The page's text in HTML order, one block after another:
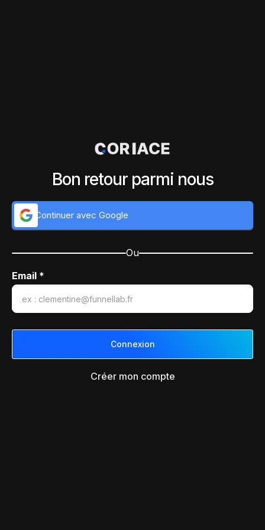
Bon retour parmi nous
Continuer avec Google
Ou
Email *
Créer mon compte